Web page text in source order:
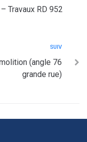
Travaux RD 952
SUIV
(angle 76
grande rue)